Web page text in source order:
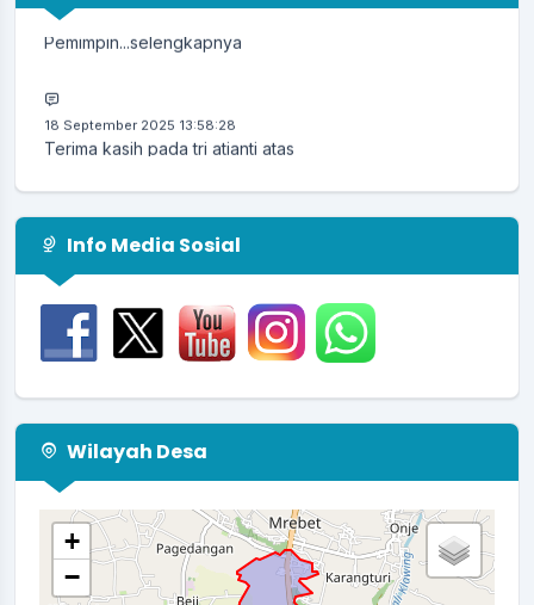
Pemimpin...
18 September 2025 13:58:28
Terima kasih pada tri atianti atas
masukannya,untuk...selengkapnya
18 September 2025 00:09:02
Kegiatannya sudah sangat bagus tp maaf.. Kenapa
tidak...
20 September 2023 12:51:49
Info Media Sosial
Wilayah Desa
+
−